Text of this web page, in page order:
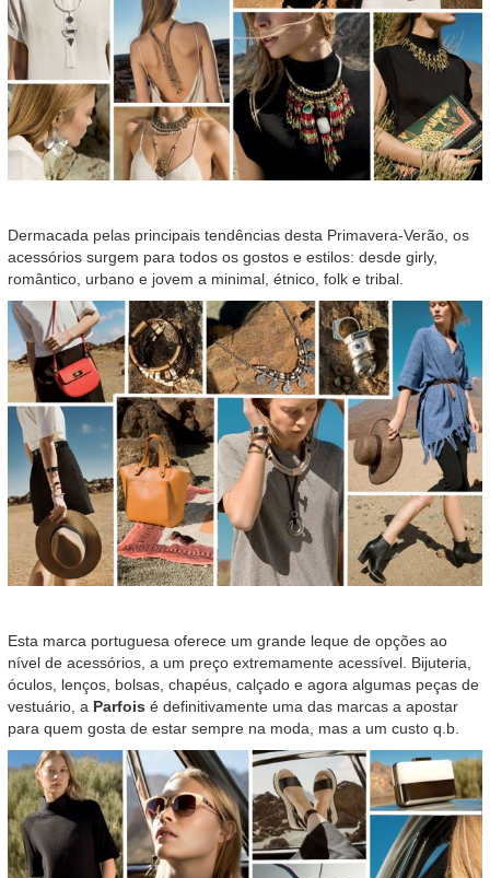
Dermacada pelas principais tendências desta Primavera-Verão, os
acessórios surgem para todos os gostos e estilos: desde girly,
romântico, urbano e jovem a minimal, étnico, folk e tribal.
Esta marca portuguesa oferece um grande leque de opções ao
nível de acessórios, a um preço extremamente acessível. Bijuteria,
óculos, lenços, bolsas, chapéus, calçado e agora algumas peças de
vestuário, a Parfois é definitivamente uma das marcas a apostar
para quem gosta de estar sempre na moda, mas a um custo q.b.